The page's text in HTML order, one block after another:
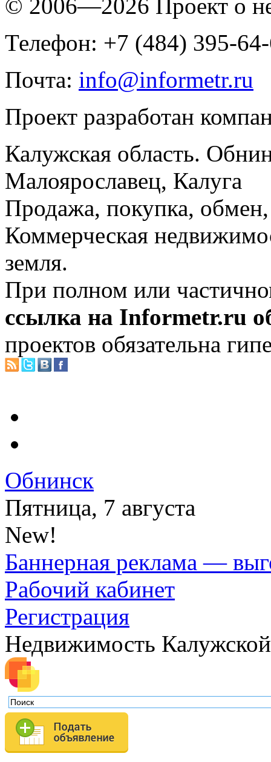
© 2006—2026 Проект о
Телефон: +7 (484) 395-
Почта: info@informetr.ru
Проект разработан
Калужская область.
Малоярославец, Калуга
Продажа, покупка, обмен,
Коммерческая
земля.
При полном или
ссылка на Informetr.ru
проектов обязательна
Обнинск
Пятница, 7 августа
New!
Баннерная реклама —
Рабочий кабинет
Регистрация
Недвижимость